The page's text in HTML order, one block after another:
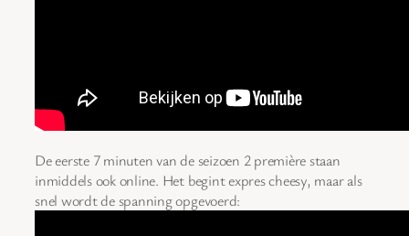
De eerste 7 minuten van de seizoen 2 première staan
inmiddels ook online. Het begint expres cheesy, maar als
snel wordt de spanning opgevoerd: